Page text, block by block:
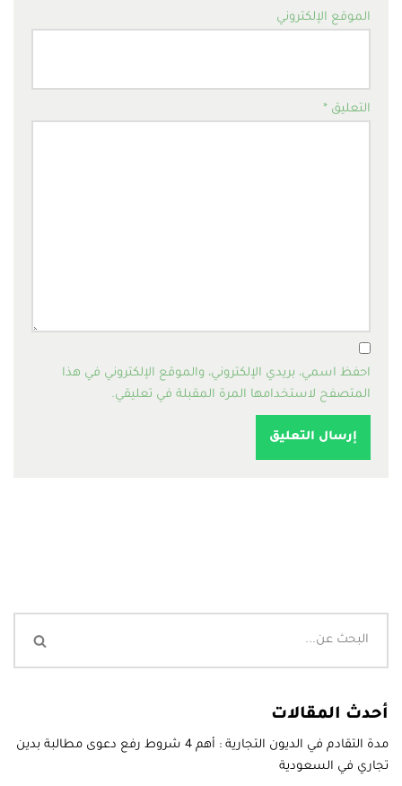
الموقع الإلكتروني
التعليق *
احفظ اسمي، بريدي الإلكتروني، والموقع الإلكتروني في هذا
المتصفح لاستخدامها المرة المقبلة في تعليقي.
أحدث المقالات
مدة التقادم في الديون التجارية : أهم 4 شروط رفع دعوى مطالبة بدين
تجاري في السعودية